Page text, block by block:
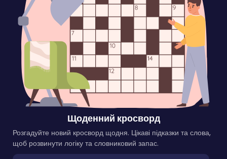
Щоденний кросворд
Розгадуйте новий кросворд щодня. Цікаві підказки та слова,
щоб розвинути логіку та словниковий запас.